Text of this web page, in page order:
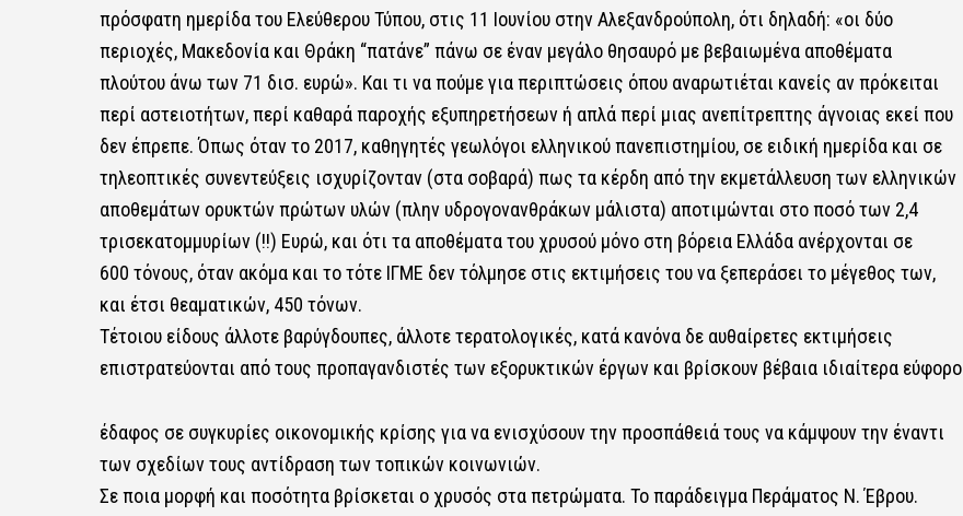
πρόσφατη ημερίδα του Ελεύθερου Τύπου, στις 11 Ιουνίου στην Αλεξανδρούπολη, ότι δηλαδή: «οι δύο
περιοχές, Μακεδονία και Θράκη “πατάνε” πάνω σε έναν μεγάλο θησαυρό με βεβαιωμένα αποθέματα
πλούτου άνω των 71 δισ. ευρώ». Και τι να πούμε για περιπτώσεις όπου αναρωτιέται κανείς αν πρόκειται
περί αστειοτήτων, περί καθαρά παροχής εξυπηρετήσεων ή απλά περί μιας ανεπίτρεπτης άγνοιας εκεί που
δεν έπρεπε. Όπως όταν το 2017, καθηγητές γεωλόγοι ελληνικού πανεπιστημίου, σε ειδική ημερίδα και σε
τηλεοπτικές συνεντεύξεις ισχυρίζονταν (στα σοβαρά) πως τα κέρδη από την εκμετάλλευση των ελληνικών
αποθεμάτων ορυκτών πρώτων υλών (πλην υδρογονανθράκων μάλιστα) αποτιμώνται στο ποσό των 2,4
τρισεκατομμυρίων (!!) Ευρώ, και ότι τα αποθέματα του χρυσού μόνο στη βόρεια Ελλάδα ανέρχονται σε
600 τόνους, όταν ακόμα και το τότε ΙΓΜΕ δεν τόλμησε στις εκτιμήσεις του να ξεπεράσει το μέγεθος των,
και έτσι θεαματικών, 450 τόνων.
Τέτοιου είδους άλλοτε βαρύγδουπες, άλλοτε τερατολογικές, κατά κανόνα δε αυθαίρετες εκτιμήσεις
επιστρατεύονται από τους προπαγανδιστές των εξορυκτικών έργων και βρίσκουν βέβαια ιδιαίτερα εύφορο
έδαφος σε συγκυρίες οικονομικής κρίσης για να ενισχύσουν την προσπάθειά τους να κάμψουν την έναντι
των σχεδίων τους αντίδραση των τοπικών κοινωνιών.
Σε ποια μορφή και ποσότητα βρίσκεται ο χρυσός στα πετρώματα. Το παράδειγμα Περάματος Ν. Έβρου.